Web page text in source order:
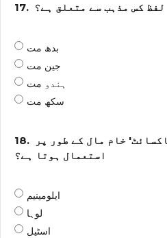
17. کس مذہب سے متعلق ہے؟
بدھ مت
جین مت
ہندو مت
سکھ مت
18.
خام مال کے طور پر
استعمال ہوتا ہے؟
ایلومینیم
لوہا
اسٹیل